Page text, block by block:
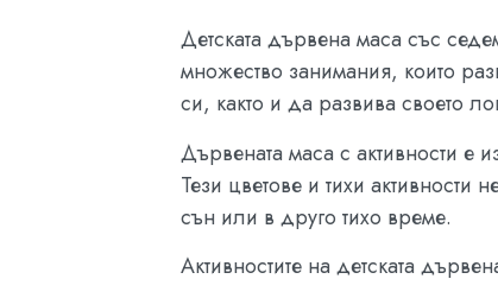
Детската дървена маса със
множество занимания, които
си, както и да развива своето
Дървената маса с активности е
Тези цветове и тихи активности
сън или в друго тихо време.
Активностите на детската